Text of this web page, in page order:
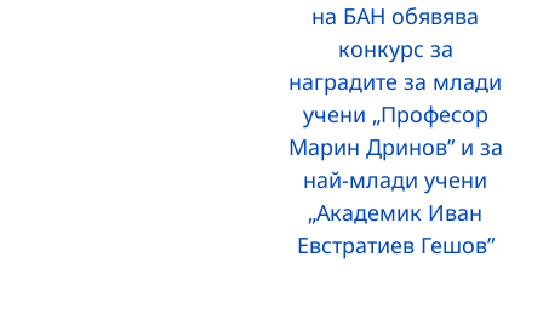
на БАН обявява
конкурс за
наградите за млади
учени „Професор
Марин Дринов” и за
най-млади учени
„Академик Иван
Евстратиев Гешов”